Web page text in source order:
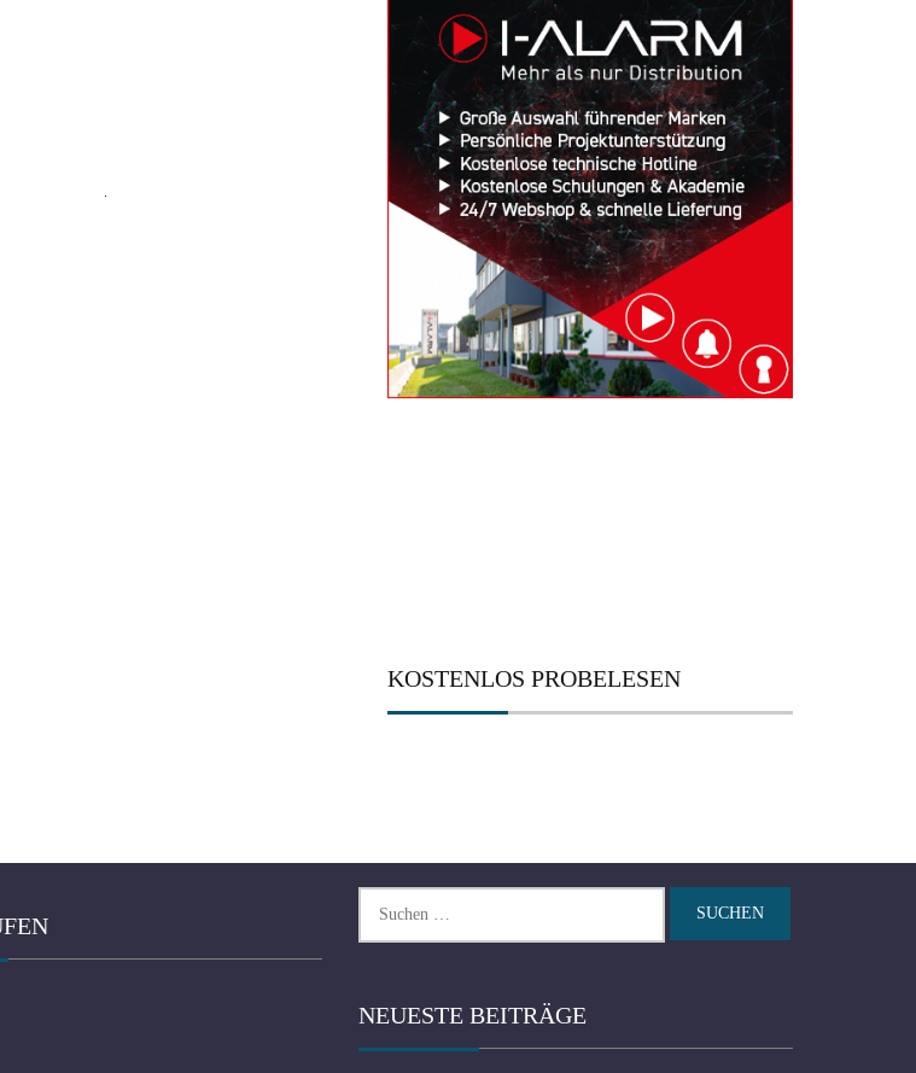
KOSTENLOS PROBELESEN
nach:
NEUESTE BEITRÄGE